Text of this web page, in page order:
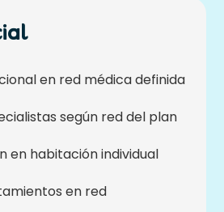
en red médica definida
según red del plan
en habitación individual
en red